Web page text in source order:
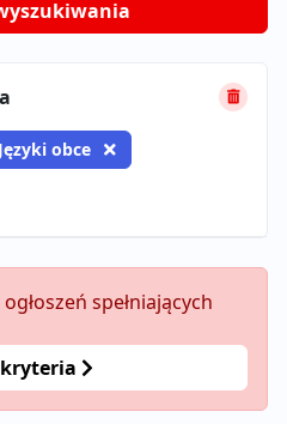
Języki obce
spełniających